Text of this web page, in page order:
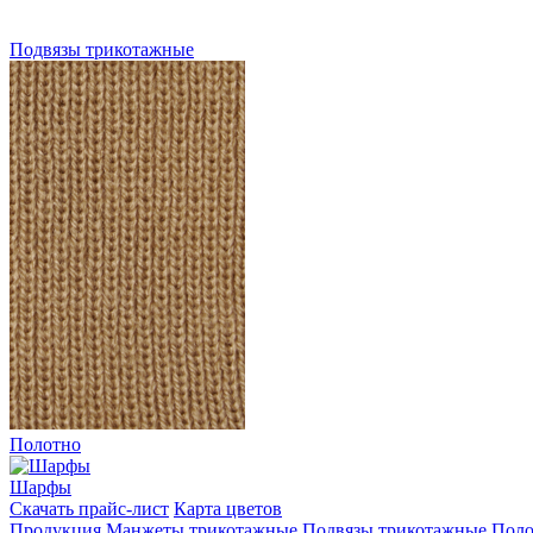
Подвязы трикотажные
Полотно
Шарфы
Скачать прайс-лист Карта цветов